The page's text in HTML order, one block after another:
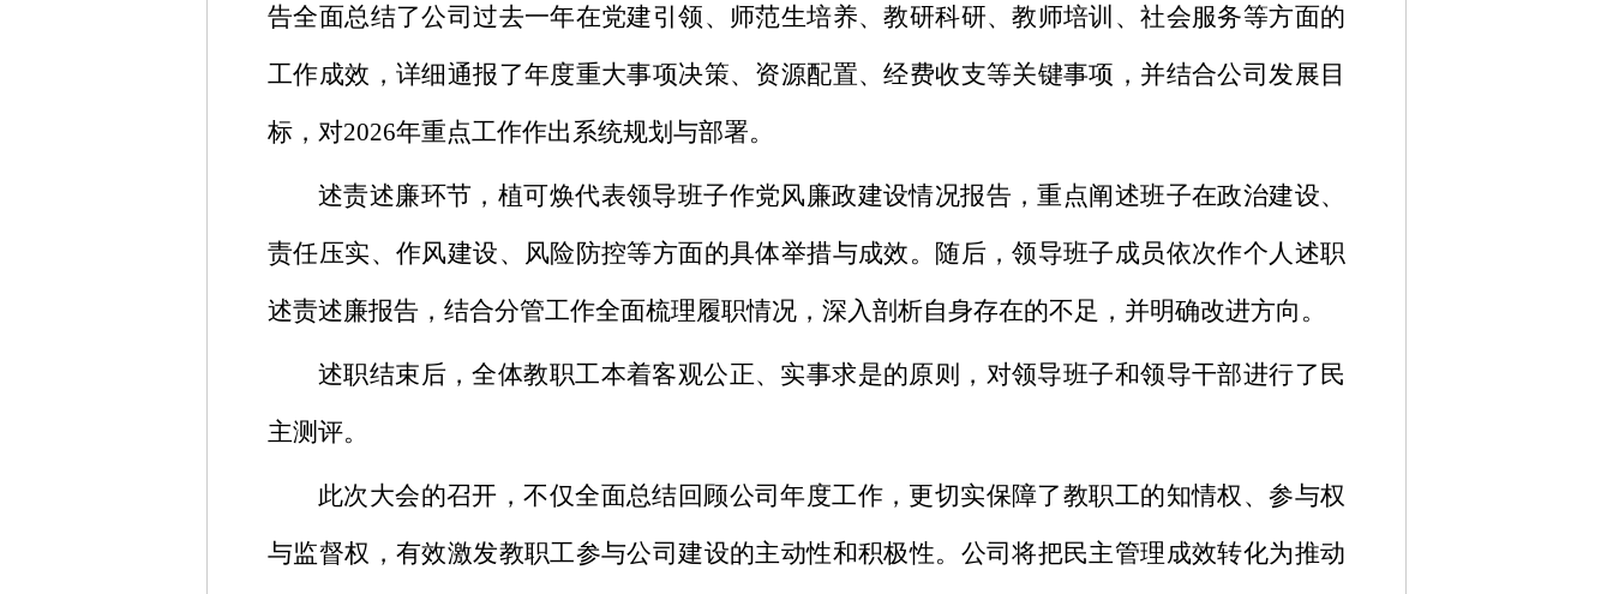
告全面总结了公司过去一年在党建引领、师范生培养、教研科研、教师培训、社会服务等方面的
工作成效，详细通报了年度重大事项决策、资源配置、经费收支等关键事项，并结合公司发展目
标，对2026年重点工作作出系统规划与部署。
述责述廉环节，植可焕代表领导班子作党风廉政建设情况报告，重点阐述班子在政治建设、
责任压实、作风建设、风险防控等方面的具体举措与成效。随后，领导班子成员依次作个人述职
述责述廉报告，结合分管工作全面梳理履职情况，深入剖析自身存在的不足，并明确改进方向。
述职结束后，全体教职工本着客观公正、实事求是的原则，对领导班子和领导干部进行了民
主测评。
此次大会的召开，不仅全面总结回顾公司年度工作，更切实保障了教职工的知情权、参与权
与监督权，有效激发教职工参与公司建设的主动性和积极性。公司将把民主管理成效转化为推动